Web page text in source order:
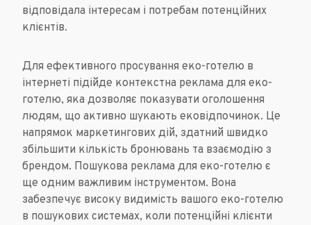
відповідала інтересам і потребам потенційних
клієнтів.
Для ефективного просування еко-готелю в
інтернеті підійде контекстна реклама для еко-
готелю, яка дозволяє показувати оголошення
людям, що активно шукають ековідпочинок. Це
напрямок маркетингових дій, здатний швидко
збільшити кількість бронювань та взаємодію з
брендом. Пошукова реклама для еко-готелю є
ще одним важливим інструментом. Вона
забезпечує високу видимість вашого еко-готелю
в пошукових системах, коли потенційні клієнти